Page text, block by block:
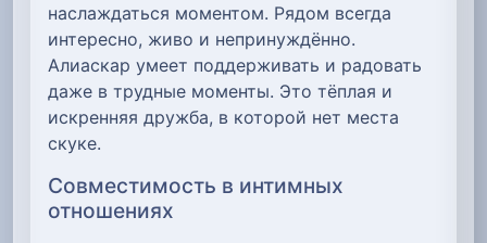
наслаждаться моментом. Рядом всегда
интересно, живо и непринуждённо.
Алиаскар умеет поддерживать и радовать
даже в трудные моменты. Это тёплая и
искренняя дружба, в которой нет места
скуке.
Совместимость в интимных
отношениях